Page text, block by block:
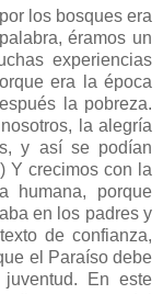
los bosques era
éramos un
experiencias
era la época
la pobreza.
la alegría
y así se podían
Y crecimos con la
humana, porque
en los padres y
de confianza,
el Paraíso debe
En este